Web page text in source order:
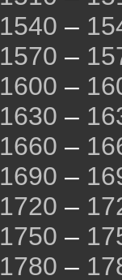
1540 –
1570 –
1600 –
1630 –
1660 –
1690 –
1720 –
1750 –
1780 –